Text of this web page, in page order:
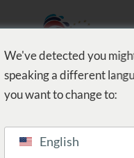
We've detected you
speaking a different
you want to change to:
English